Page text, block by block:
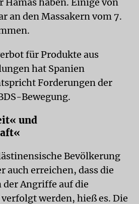
an den Massakern vom 7.
für Produkte aus
hat Spanien
Forderungen der
Bewegung.
und
Bevölkerung
auch erreichen, dass die
Angriffe auf die
werden, hieß es. Die